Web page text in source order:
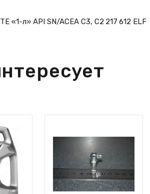
«1-л» API SN/ACEA C3, C2 217 612 ELF